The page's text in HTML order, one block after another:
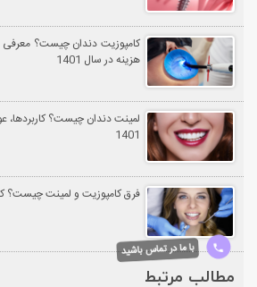
کامپوزیت دندان چیست؟ معرفی
هزینه در سال 1401
لمینت دندان چیست؟ کاربردها،
1401
فرق کامپوزیت و لمینت چیست؟
مطالب مرتبط
با ما در تماس باشید